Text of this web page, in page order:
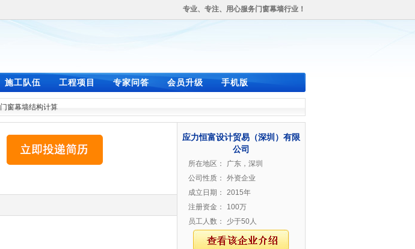
专业、专注、用心服务门窗幕墙行业！
施工队伍 工程项目 专家问答 会员升级 手机版
门窗幕墙结构计算
应力恒富设计贸易（深圳）有限
公司
所在地区：
广东，深圳
公司性质：
外资企业
成立日期：
2015年
注册资金：
100万
员工人数：
少于50人